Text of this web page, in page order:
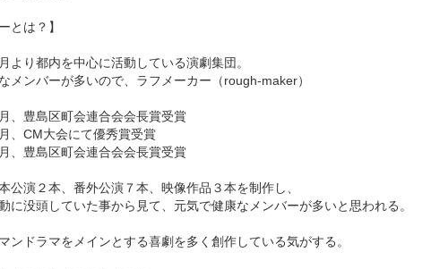
とは？】
より都内を中心に活動している演劇集団。
メンバーが多いので、ラフメーカー（rough-maker）
、豊島区町会連合会会長賞受賞
、CM大会にて優秀賞受賞
、豊島区町会連合会会長賞受賞
公演２本、番外公演７本、映像作品３本を制作し、
に没頭していた事から見て、元気で健康なメンバーが多いと思われる。
ンドラマをメインとする喜劇を多く創作している気がする。